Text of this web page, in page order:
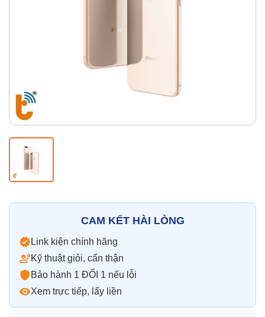
Pin Realme
CAM KẾT HÀI LÒNG
Link kiện chính hãng
Kỹ thuật giỏi, cẩn thận
Bảo hành 1 ĐỔI 1 nếu lỗi
Xem trực tiếp, lấy liền